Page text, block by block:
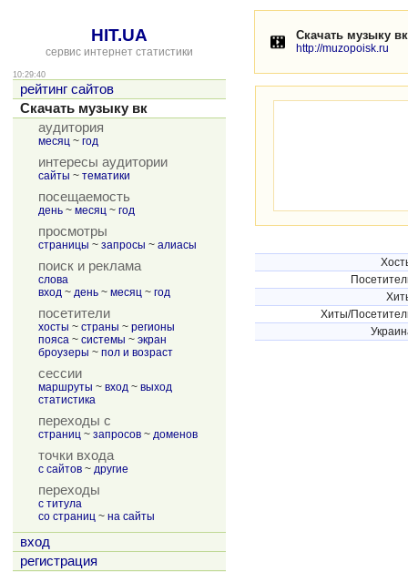
HIT.UA
сервис интернет статистики
10:29:40
рейтинг сайтов
Скачать музыку вк
аудитория
месяц ~ год
интересы аудитории
сайты ~ тематики
посещаемость
день ~ месяц ~ год
просмотры
страницы ~ запросы ~ алиасы
поиск и реклама
слова
вход ~ день ~ месяц ~ год
посетители
хосты ~ страны ~ регионы
пояса ~ системы ~ экран
броузеры ~ пол и возраст
сессии
маршруты ~ вход ~ выход
статистика
переходы с
страниц ~ запросов ~ доменов
точки входа
с сайтов ~ другие
переходы
с титула
со страниц ~ на сайты
вход
регистрация
Скачать музыку вк
http://muzopoisk.ru
Хиты/